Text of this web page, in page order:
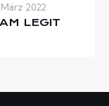
2022
LEGIT